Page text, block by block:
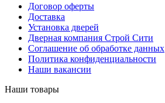
Договор оферты
Доставка
Установка дверей
Дверная компания Строй Сити
Соглашение об обработке данных
Политика конфиденциальности
Наши вакансии
Наши товары